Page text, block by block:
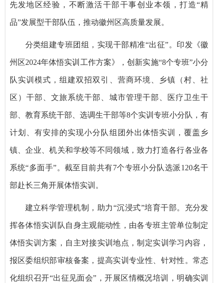
先发地区经验，不断激活干部干事创业本领，打造“精
品”发展型干部队伍，推动徽州区高质量发展。
分类组建专班团组，实现干部精准“出征”。印发《徽
州区2024年体悟实训工作方案》，创新实施“8个专班”小分
队实训模式，组建双招双引、营商环境、乡镇（村、社
区）干部、文旅系统干部、城市管理干部、医疗卫生干
部、教育系统干部、选调生干部等8个实训专班小分队，有
计划、有安排的实现小分队组团外出体悟实训，覆盖乡
镇、企业、机关和学校等不同领域，致力打造各行各业各
系统“多面手”。截至目前共有7个专班小分队选派120名干
部赴长三角开展体悟实训。
建立科学管理机制，助力“沉浸式”培育干部。充分发
挥各体悟实训队自身主观能动性，由各专班主管单位制定
体悟实训方案，自主对接实训地点，制定实训学习内容，
报区委组织部审核备案，提高实训专业性、针对性。常态
化组织召开“出征见面会”，开展区情概况培训，明确实训